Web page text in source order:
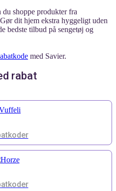
shoppe produkter fra
dit hjem ekstra hyggeligt uden
bedste tilbud på sengetøj og
med Savier.
rabat